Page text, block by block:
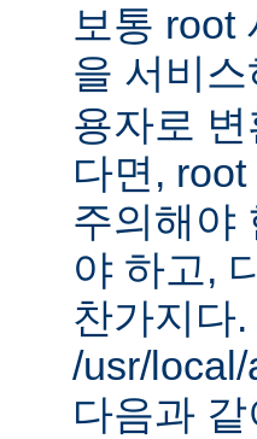
보통 root
을 서비
용자로
다면,
주의해야
야 하고,
찬가지다
/usr/
다음과